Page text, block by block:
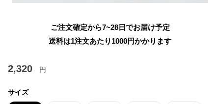
ご注文確定から7~28日でお届け予定
送料は1注文あたり 1000円かかります
2,320 円
サイズ